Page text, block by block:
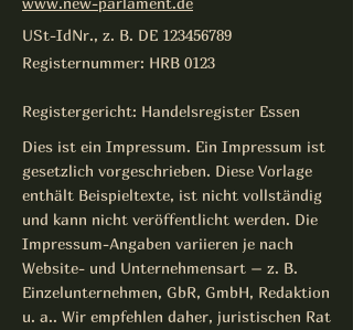
USt-IdNr., z. B. DE 123456789
Registernummer: HRB 0123
Registergericht: Handelsregister Essen
Dies ist ein Impressum. Ein Impressum ist
gesetzlich vorgeschrieben. Diese Vorlage
enthält Beispieltexte, ist nicht vollständig
und kann nicht veröffentlicht werden. Die
Impressum-Angaben variieren je nach
Website- und Unternehmensart – z. B.
Einzelunternehmen, GbR, GmbH, Redaktion
u. a.. Wir empfehlen daher, juristischen Rat